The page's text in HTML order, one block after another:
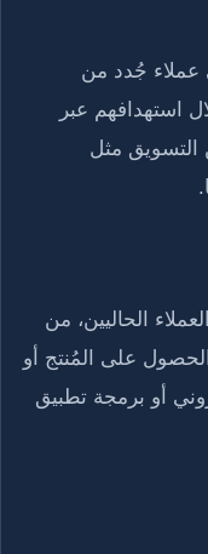
عملاء جُدد من
استهدافهم عبر
التسويق مثل
الحاليين، من
على المُنتج أو
أو برمجة تطبيق